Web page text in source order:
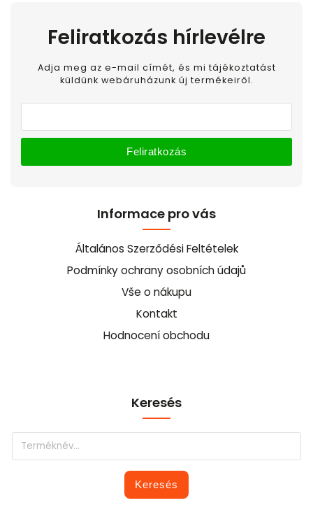
Informace pro vás
Általános Szerződési Feltételek
Podmínky ochrany osobních údajů
Vše o nákupu
Kontakt
Hodnocení obchodu
Feliratkozás hírlevélre
Adja meg az e-mail címét, és mi tájékoztatást
küldünk webáruházunk új termékeiről.
Feliratkozás
Keresés
Keresés